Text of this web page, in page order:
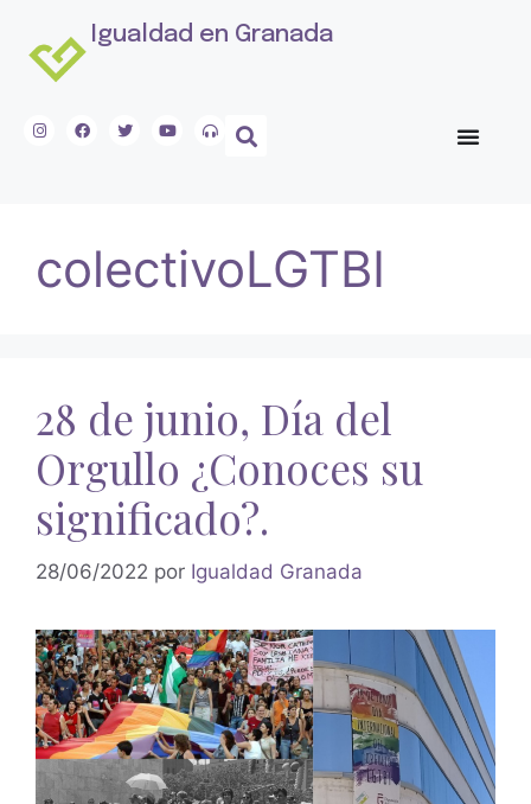
Igualdad en Granada
colectivoLGTBI
28 de junio, Día del
Orgullo ¿Conoces su
significado?.
28/06/2022 por Igualdad Granada